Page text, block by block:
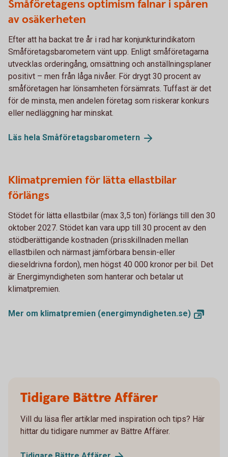
Småföretagens optimism falnar i spåren
av osäkerheten
Efter att ha backat tre år i rad har konjunkturindikatorn
Småföretagsbarometern vänt upp. Enligt småföretagarna
utvecklas orderingång, omsättning och anställningsplaner
positivt – men från låga nivåer. För drygt 30 procent av
småföretagen har lönsamheten försämrats. Tuffast är det
för de minsta, men andelen företag som riskerar konkurs
eller nedläggning har minskat.
Läs hela Småföretagsbarometern
Klimatpremien för lätta ellastbilar
förlängs
Stödet för lätta ellastbilar (max 3,5 ton) förlängs till den 30
oktober 2027. Stödet kan vara upp till 30 procent av den
stödberättigande kostnaden (prisskillnaden mellan
ellastbilen och närmast jämförbara bensin-eller
dieseldrivna fordon), men högst 40 000 kronor per bil. Det
är Energimyndigheten som hanterar och betalar ut
klimatpremien.
Mer om klimatpremien (energimyndigheten.se)
Tidigare Bättre Affärer
Vill du läsa fler artiklar med inspiration och tips? Här
hittar du tidigare nummer av Bättre Affärer.